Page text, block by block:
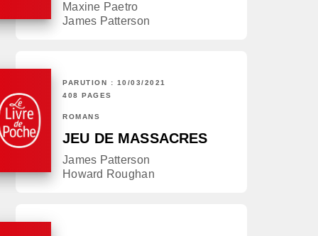
Maxine Paetro
James Patterson
PARUTION : 10/03/2021
408 PAGES
ROMANS
JEU DE MASSACRES
James Patterson
Howard Roughan